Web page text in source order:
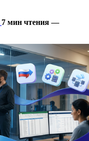
7 мин чтения —